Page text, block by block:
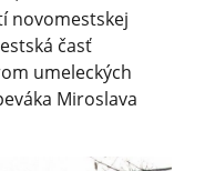
novomestskej
časť
umeleckých
Miroslava